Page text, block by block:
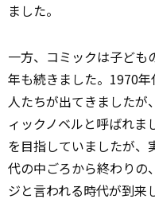
ました。
一方、コミックは子ども
年も続きました。1970
人たちが出てきましたが
ィックノベルと呼ばれま
を目指していましたが、
代の中ごろから終わりの
ジと言われる時代が到来